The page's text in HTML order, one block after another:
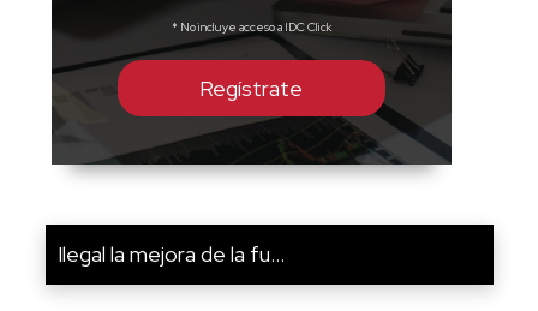
* No incluye acceso a IDC Click
Regístrate
Ilegal la mejora de la fu...